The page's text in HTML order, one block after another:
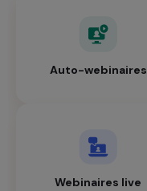
Auto-webinaires
Webinaires live